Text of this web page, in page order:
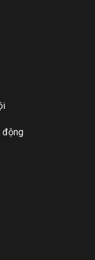
động